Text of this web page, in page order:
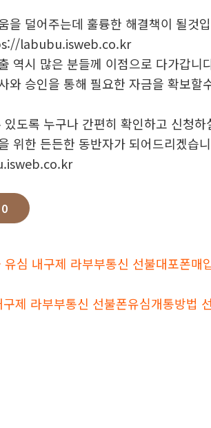
을 덜어주는데 훌륭한 해결책이 될것
labubu.isweb.co.kr
역시 많은 분들께 이점으로 다가갑니
와 승인을 통해 필요한 자금을 확보할
도록 누구나 간편히 확인하고 신청하
위한 든든한 동반자가 되어드리겠습
0
심 내구제 라부부통신 선불대포폰매
제 라부부통신 선불폰유심개통방법